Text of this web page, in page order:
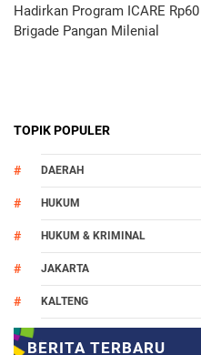
Hadirkan Program ICARE
Brigade Pangan Milenial
TOPIK POPULER
DAERAH
HUKUM
HUKUM & KRIMINAL
JAKARTA
KALTENG